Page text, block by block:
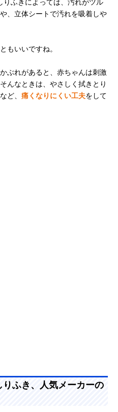
ふきによっては、汚れがツル
、立体シートで汚れを吸着しや
もいいですね。
ぶれがあると、赤ちゃんは刺激
んなときは、やさしく拭きとり
ど、 痛くなりにくい工夫をして
りふき、人気メーカーの